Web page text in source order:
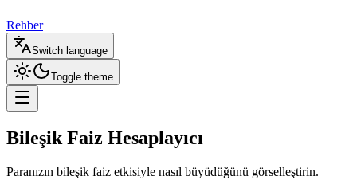
Rehber
Switch language
Toggle theme
Bileşik Faiz Hesaplayıcı
Paranızın bileşik faiz etkisiyle nasıl büyüdüğünü görselleştirin.